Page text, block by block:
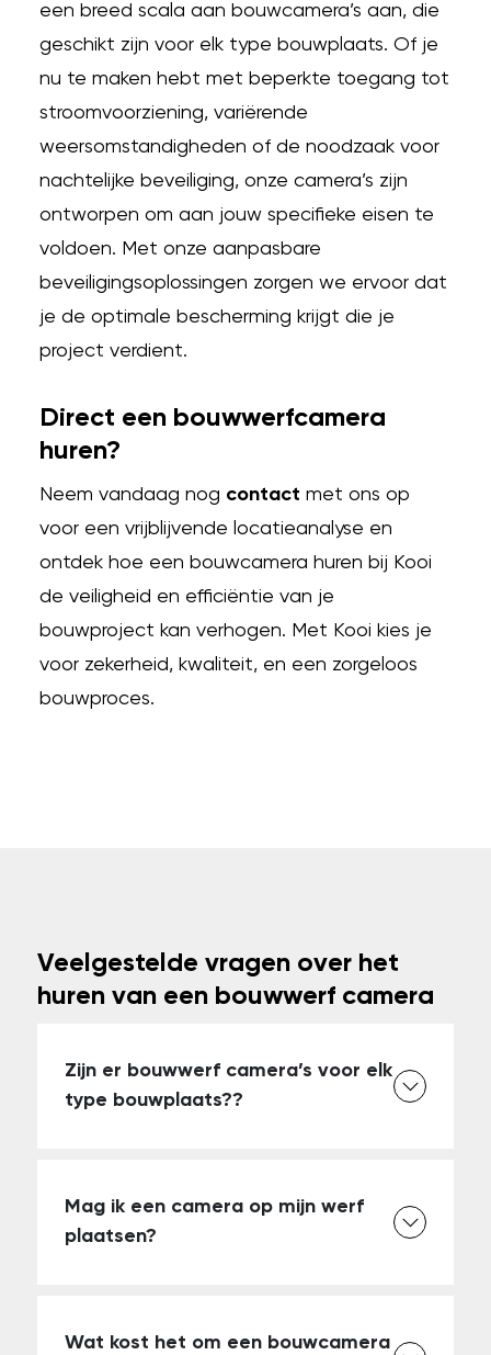
een breed scala aan bouwcamera’s aan, die
geschikt zijn voor elk type bouwplaats. Of je
nu te maken hebt met beperkte toegang tot
stroomvoorziening, variërende
weersomstandigheden of de noodzaak voor
nachtelijke beveiliging, onze camera’s zijn
ontworpen om aan jouw specifieke eisen te
voldoen. Met onze aanpasbare
beveiligingsoplossingen zorgen we ervoor dat
je de optimale bescherming krijgt die je
project verdient.
Direct een bouwwerfcamera
huren?
Neem vandaag nog contact met ons op
voor een vrijblijvende locatieanalyse en
ontdek hoe een bouwcamera huren bij Kooi
de veiligheid en efficiëntie van je
bouwproject kan verhogen. Met Kooi kies je
voor zekerheid, kwaliteit, en een zorgeloos
bouwproces.
Veelgestelde vragen over het
huren van een bouwwerf camera
Zijn er bouwwerf camera’s voor elk
type bouwplaats??
Mag ik een camera op mijn werf
plaatsen?
Wat kost het om een bouwcamera